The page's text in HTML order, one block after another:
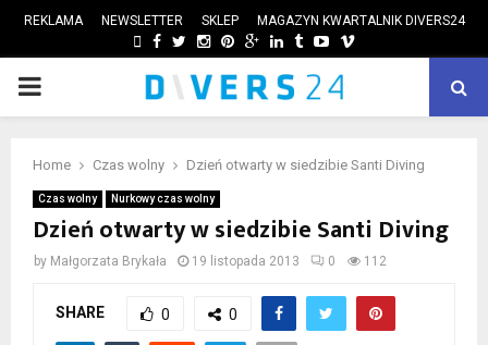
REKLAMA NEWSLETTER SKLEP MAGAZYN KWARTALNIK DIVERS24
FACEBOOK
TWITTER
INSTAGRAM
PINTEREST
GOOGLE
LINKEDIN
TUMBLRYOUTUBE
VIMEO
PRIMARY
Home Czas wolny Dzień otwarty w siedzibie Santi Diving
Czas wolny Nurkowy czas wolny
Dzień otwarty w siedzibie Santi Diving
by Małgorzata Brykała 19 listopada 2013 0 112
SHARE 0 0